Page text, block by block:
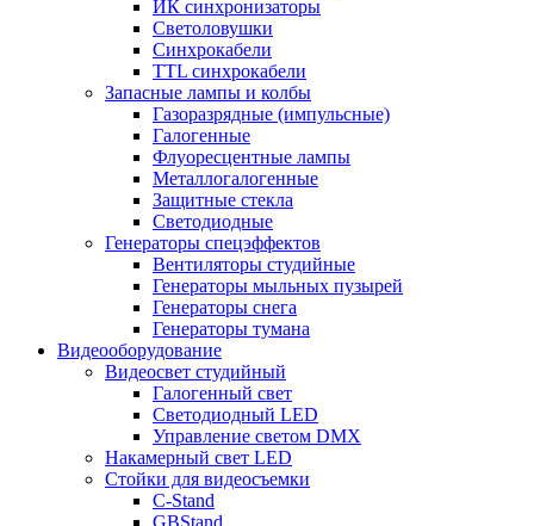
ИК синхронизаторы
Светоловушки
Синхрокабели
TTL синхрокабели
Запасные лампы и колбы
Газоразрядные (импульсные)
Галогенные
Флуоресцентные лампы
Металлогалогенные
Защитные стекла
Светодиодные
Генераторы спецэффектов
Вентиляторы студийные
Генераторы мыльных пузырей
Генераторы снега
Генераторы тумана
Видеооборудование
Видеосвет студийный
Галогенный свет
Светодиодный LED
Управление светом DMX
Накамерный свет LED
Стойки для видеосъемки
C-Stand
GBStand